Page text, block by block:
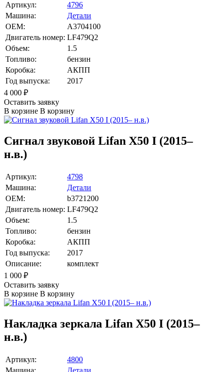
Артикул:
4796
Машина:
Детали
OEM:
A3704100
Двигатель номер: LF479Q2
Объем:
1.5
Топливо:
бензин
Коробка:
АКПП
Год выпуска:
2017
4 000 ₽
Оставить заявку
В корзине В корзину
Сигнал звуковой Lifan X50 I (2015–
н.в.)
Артикул:
4798
Машина:
Детали
OEM:
b3721200
Двигатель номер: LF479Q2
Объем:
1.5
Топливо:
бензин
Коробка:
АКПП
Год выпуска:
2017
Описание:
комплект
1 000 ₽
Оставить заявку
В корзине В корзину
Накладка зеркала Lifan X50 I (2015–
н.в.)
Артикул:
4800
Машина:
Детали